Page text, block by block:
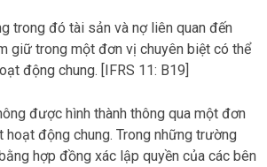
trong đó tài sản và nợ liên quan đến
giữ trong một đơn vị chuyên biệt có thể
động chung. [IFRS 11: B19]
được hình thành thông qua một đơn
hoạt động chung. Trong những trường
hợp đồng xác lập quyền của các bên